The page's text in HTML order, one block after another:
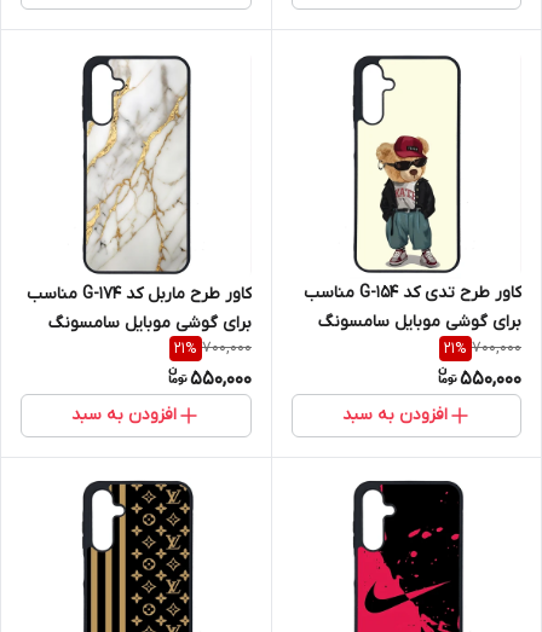
کاور طرح تدی کد G-154 مناسب
برای گوشی موبایل سامسونگ
Galaxy A16 4G / A16 5G
700,000
21%
550,000
افزودن به سبد
کاور طرح ماربل کد G-174 مناسب
برای گوشی موبایل سامسونگ
Galaxy A16 4G / A16 5G
700,000
21%
550,000
افزودن به سبد